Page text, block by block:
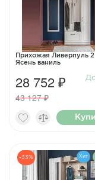
Прихожая Ливерпуль
Ясень ваниль
28 752 ₽
43 127 ₽
-33% Хит